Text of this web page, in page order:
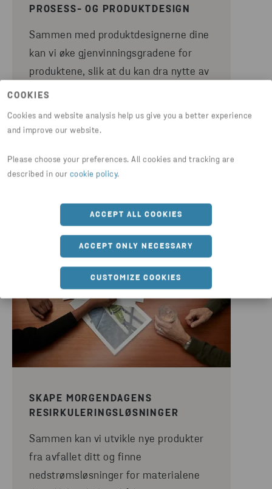
COOKIES
Cookies and website analysis help us give you a better experience
and improve our website.
Please choose your preferences. All cookies and tracking are
described in our cookie policy.
ACCEPT ALL COOKIES
ACCEPT ONLY NECESSARY
CUSTOMIZE COOKIES
PROSESS- OG PRODUKTDESIGN
Sammen med produktdesignerne dine
kan vi øke gjenvinningsgradene for
produktene, slik at du kan dra nytte av
en mer effektiv produksjon og
også hvordan ulike materialer påvirker
forbedringer.
SKAPE MORGENDAGENS
RESIRKULERINGSLØSNINGER
Sammen kan vi utvikle nye produkter
fra avfallet ditt og finne
nedstrømsløsninger for materialene